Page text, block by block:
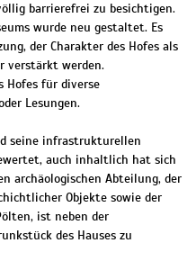
barrierefrei zu besichtigen.
wurde neu gestaltet. Es
der Charakter des Hofes als
verstärkt werden.
Hofes für diverse
Lesungen.
seine infrastrukturellen
auch inhaltlich hat sich
archäologischen Abteilung, der
Objekte sowie der
ist neben der
des Hauses zu